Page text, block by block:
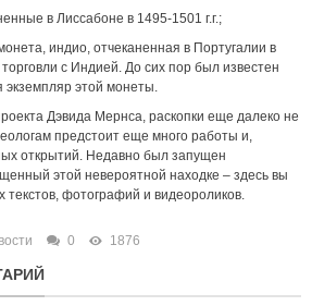
в Лиссабоне в 1495-1501 г.г.;
индио, отчеканенная в Португалии в
с Индией. До сих пор был известен
этой монеты.
Дэвида Мернса, раскопки еще далеко не
предстоит еще много работы и,
открытий. Недавно был запущен
этой невероятной находке – здесь вы
текстов, фотографий и видеороликов.
0 1876